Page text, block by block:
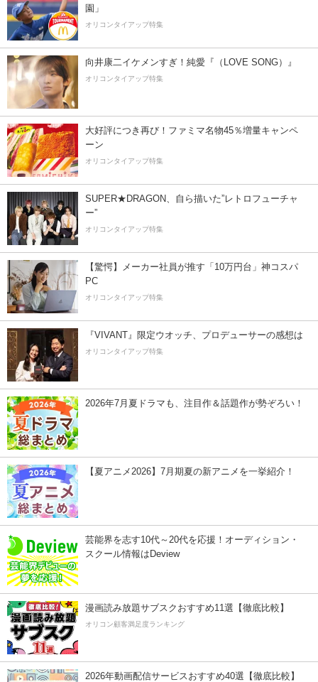
園」
オリコンタイアップ特集
向井康二イケメンすぎ！純愛『（LOVE SONG）』
オリコンタイアップ特集
大好評につき再び！ファミマ名物45％増量キャンペ
ーン
オリコンタイアップ特集
SUPER★DRAGON、自ら描いた”レトロフューチャ
ー”
オリコンタイアップ特集
【驚愕】メーカー社員が推す「10万円台」神コスパ
PC
オリコンタイアップ特集
『VIVANT』限定ウオッチ、プロデューサーの感想は
オリコンタイアップ特集
2026年7月夏ドラマも、注目作＆話題作が勢ぞろい！
【夏アニメ2026】7月期夏の新アニメを一挙紹介！
芸能界を志す10代～20代を応援！オーディション・
スクール情報はDeview
漫画読み放題サブスクおすすめ11選【徹底比較】
オリコン顧客満足度ランキング
2026年動画配信サービスおすすめ40選【徹底比較】